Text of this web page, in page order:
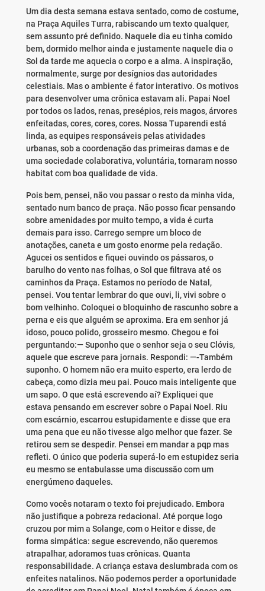
Um dia desta semana estava sentado, como de costume,
na Praça Aquiles Turra, rabiscando um texto qualquer,
sem assunto pré definido. Naquele dia eu tinha comido
bem, dormido melhor ainda e justamente naquele dia o
Sol da tarde me aquecia o corpo e a alma. A inspiração,
normalmente, surge por desígnios das autoridades
celestiais. Mas o ambiente é fator interativo. Os motivos
para desenvolver uma crônica estavam ali. Papai Noel
por todos os lados, renas, presépios, reis magos, árvores
enfeitadas, cores, cores, cores. Nossa Tuparendi está
linda, as equipes responsáveis pelas atividades
urbanas, sob a coordenação das primeiras damas e de
uma sociedade colaborativa, voluntária, tornaram nosso
habitat com boa qualidade de vida.
Pois bem, pensei, não vou passar o resto da minha vida,
sentado num banco de praça. Não posso ficar pensando
sobre amenidades por muito tempo, a vida é curta
demais para isso. Carrego sempre um bloco de
anotações, caneta e um gosto enorme pela redação.
Agucei os sentidos e fiquei ouvindo os pássaros, o
barulho do vento nas folhas, o Sol que filtrava até os
caminhos da Praça. Estamos no período de Natal,
pensei. Vou tentar lembrar do que ouvi, li, vivi sobre o
bom velhinho. Coloquei o bloquinho de rascunho sobre a
perna e eis que alguém se aproxima. Era em senhor já
idoso, pouco polido, grosseiro mesmo. Chegou e foi
perguntando:— Suponho que o senhor seja o seu Clóvis,
aquele que escreve para jornais. Respondi: —-Também
suponho. O homem não era muito esperto, era lerdo de
cabeça, como dizia meu pai. Pouco mais inteligente que
um sapo. O que está escrevendo aí? Expliquei que
estava pensando em escrever sobre o Papai Noel. Riu
com escárnio, escarrou estupidamente e disse que era
uma pena que eu não tivesse algo melhor que fazer. Se
retirou sem se despedir. Pensei em mandar a pqp mas
refleti. O único que poderia superá-lo em estupidez seria
eu mesmo se entabulasse uma discussão com um
energúmeno daqueles.
Como vocês notaram o texto foi prejudicado. Embora
não justifique a pobreza redacional. Até porque logo
cruzou por mim a Solange, com o Heitor e disse, de
forma simpática: segue escrevendo, não queremos
atrapalhar, adoramos tuas crônicas. Quanta
responsabilidade. A criança estava deslumbrada com os
enfeites natalinos. Não podemos perder a oportunidade